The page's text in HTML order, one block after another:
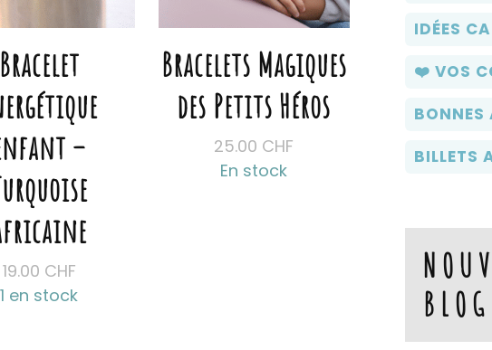
Bracelet
–
19.00 CHF
1 en stock
Bracelets Magiques
des Petits Héros
25.00 CHF
En stock
IDÉES
❤️ VOS
BONNES
BILLETS
BLOG